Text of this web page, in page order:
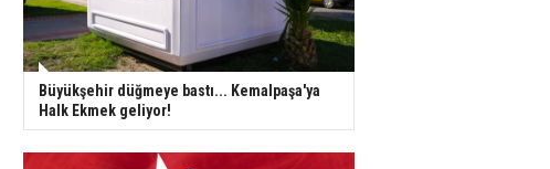
Büyükşehir düğmeye bastı... Kemalpaşa'ya
Halk Ekmek geliyor!